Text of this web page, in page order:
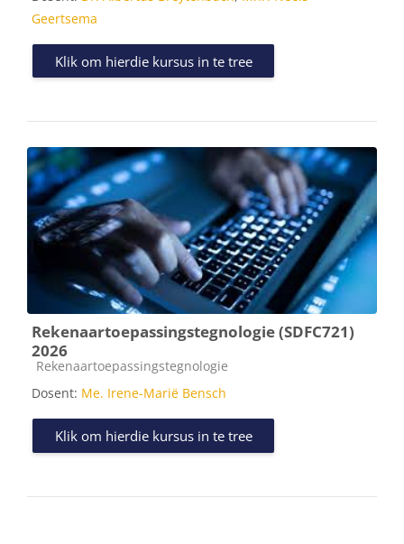
Geertsema
Klik om hierdie kursus in te tree
Rekenaartoepassingstegnologie (SDFC721)
2026
Kursus kategorie
Rekenaartoepassingstegnologie
Dosent: Me. Irene-Marië Bensch
Klik om hierdie kursus in te tree